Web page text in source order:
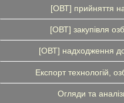
[ОВТ] прийняття
[ОВТ] закупівля
[ОВТ] надходження
Експорт технологій,
Огляди та